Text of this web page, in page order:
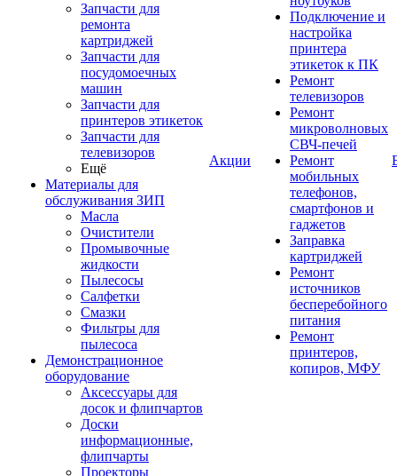
Запчасти для
ремонта
картриджей
Запчасти для
посудомоечных
машин
Запчасти для
принтеров этикеток
Запчасти для
телевизоров
Ещё
Материалы для
обслуживания ЗИП
Масла
Очистители
Промывочные
жидкости
Пылесосы
Салфетки
Смазки
Фильтры для
пылесоса
Демонстрационное
оборудование
Аксессуары для
досок и флипчартов
Доски
информационные,
флипчарты
Проекторы
Акции
Подключение и
настройка
принтера
этикеток к ПК
Ремонт
телевизоров
Ремонт
микроволновых
СВЧ-печей
Ремонт
мобильных
телефонов,
смартфонов и
гаджетов
Заправка
картриджей
Ремонт
источников
бесперебойного
питания
Ремонт
принтеров,
копиров, МФУ